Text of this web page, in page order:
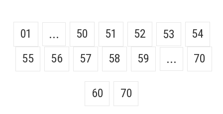
01 ... 50 51 52 53
54
55
56 57 58 59 ... 70
60 70